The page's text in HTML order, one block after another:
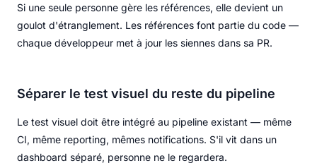
Si une seule personne gère les références, elle devient un
goulot d'étranglement. Les références font partie du code —
chaque développeur met à jour les siennes dans sa PR.
Séparer le test visuel du reste du pipeline
Le test visuel doit être intégré au pipeline existant — même
CI, même reporting, mêmes notifications. S'il vit dans un
dashboard séparé, personne ne le regardera.